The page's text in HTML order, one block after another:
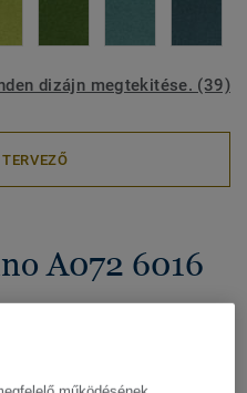
dizájn megtekitése. (39)
A072 6016
tökéletes luxust és
kollekció a minőség és